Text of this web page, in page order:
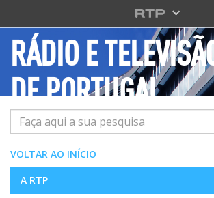
Saltar para o conteúdo principal
RÁDIO E
DE PORTUGAL
Pesquisar
VOLTAR AO INÍCIO
A RTP